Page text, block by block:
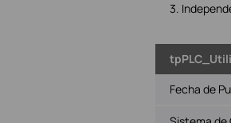
3.
Fecha de